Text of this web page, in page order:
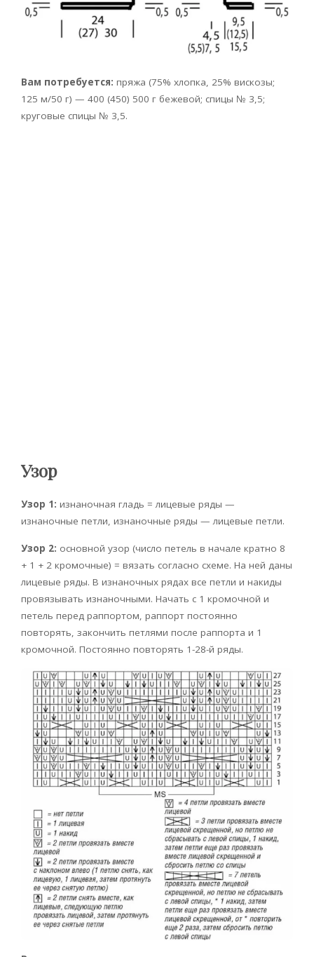
Вам потребуется: пряжа (75% хлопка, 25% вискозы;
125 м/50 г) — 400 (450) 500 г бежевой; спицы № 3,5;
круговые спицы № 3,5.
Узор
Узор 1: изнаночная гладь = лицевые ряды —
изнаночные петли, изнаноч­ные ряды — лицевые петли.
Узор 2: основной узор (число петель в начале кратно 8
+ 1 + 2 кромочные) = вязать согласно схеме. На ней даны
лице­вые ряды. В изнаночных рядах все петли и накиды
провязывать изнаноч­ными. Начать с 1 кромочной и
петель перед раппортом, раппорт постоянно
повторять, закончить петлями после раппорта и 1
кромочной. Постоянно повторять 1-28-й ряды.